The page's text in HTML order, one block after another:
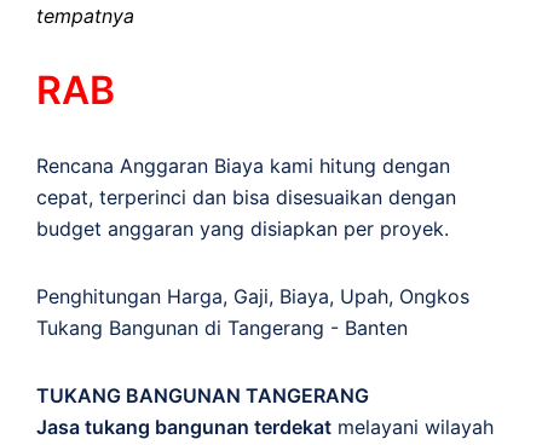
tempatnya
RAB
Rencana Anggaran Biaya kami hitung dengan
cepat, terperinci dan bisa disesuaikan dengan
budget anggaran yang disiapkan per proyek.
Penghitungan Harga, Gaji, Biaya, Upah, Ongkos
Tukang Bangunan di Tangerang - Banten
TUKANG BANGUNAN TANGERANG
Jasa tukang bangunan terdekat melayani wilayah